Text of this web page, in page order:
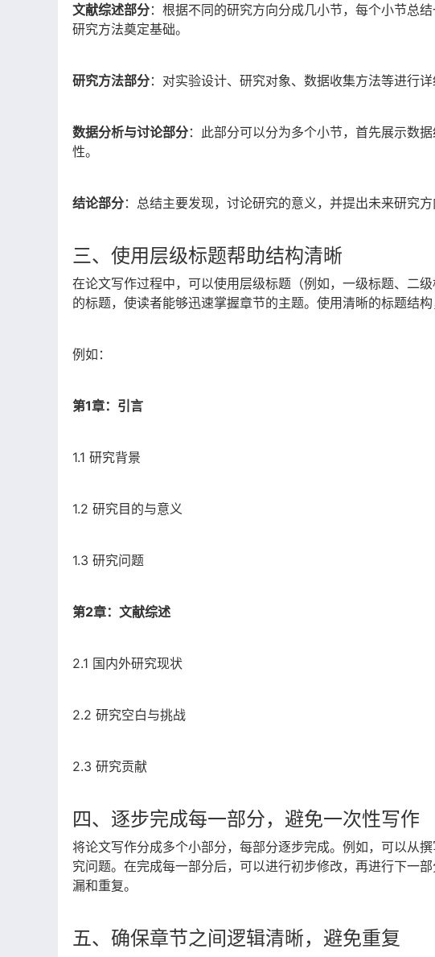
文献综述部分：根据不同的研究方向分成几小节，每个小节总
研究方法奠定基础。
研究方法部分：对实验设计、研究对象、数据收集方法等进行
数据分析与讨论部分：此部分可以分为多个小节，首先展示数
性。
结论部分：总结主要发现，讨论研究的意义，并提出未来研究方
三、使用层级标题帮助结构清晰
在论文写作过程中，可以使用层级标题（例如，一级标题、二
的标题，使读者能够迅速掌握章节的主题。使用清晰的标题结
例如：
第1章：引言
1.1 研究背景
1.2 研究目的与意义
1.3 研究问题
第2章：文献综述
2.1 国内外研究现状
2.2 研究空白与挑战
2.3 研究贡献
四、逐步完成每一部分，避免一次性写作
将论文写作分成多个小部分，每部分逐步完成。例如，可以从
究问题。在完成每一部分后，可以进行初步修改，再进行下一
漏和重复。
五、确保章节之间逻辑清晰，避免重复